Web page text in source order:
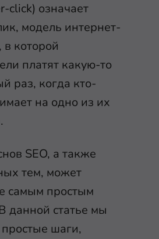
click) означает
модель интернет-
в которой
платят какую-то
раз, когда кто-
на одно из их
SEO, а также
тем, может
самым простым
данной статье мы
шаги,